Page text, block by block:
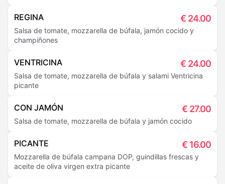
REGINA € 24.00
Salsa de tomate, mozzarella de búfala, jamón cocido y
champiñones
VENTRICINA € 24.00
Salsa de tomate, mozzarella de búfala y salami Ventricina
picante
CON JAMÓN € 27.00
Salsa de tomate, mozzarella de búfala y jamón cocido
PICANTE € 16.00
Mozzarella de búfala campana DOP, guindillas frescas y
aceite de oliva virgen extra picante